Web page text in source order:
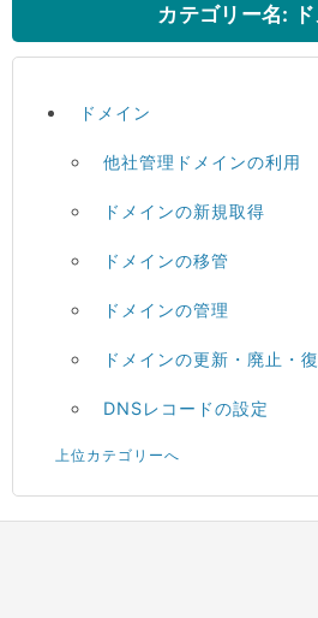
カテゴリー名:
ドメイン
他社管理ドメインの利用
ドメインの新規取得
ドメインの移管
ドメインの管理
ドメインの更新・廃止・
DNSレコードの設定
上位カテゴリーへ